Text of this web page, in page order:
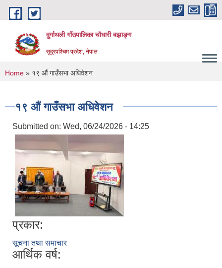
Skip to main content
दुर्गाथली गाँउपालिका चौधारी बझाङ्ग
सुदूरपश्चिम प्रदेश, नेपाल
You are here
Home » १९ औं गाउँसभा अधिवेशन
१९ औं गाउँसभा अधिवेशन
Submitted on: Wed, 06/24/2026 - 14:25
प्रकार:
सूचना तथा समाचार
आर्थिक वर्ष: